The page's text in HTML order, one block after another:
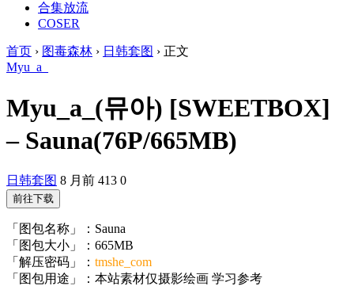
合集放流
COSER
首页 › 图毒森林 › 日韩套图 › 正文
Myu_a_
Myu_a_(뮤아) [SWEETBOX]
– Sauna(76P/665MB)
日韩套图 8 月前 413 0
前往下载
「图包名称」：Sauna
「图包大小」：665MB
「解压密码」： tmshe_com
「图包用途」：本站素材仅摄影绘画 学习参考